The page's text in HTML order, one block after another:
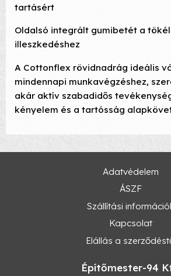
tartásért
Oldalsó integrált gumibetét a
illeszkedéshez
A Cottonflex rövidnadrág ideális
mindennapi munkavégzéshez,
akár aktív szabadidős
kényelem és a tartósság
Adatvédelem
ÁSZF
Szállítási
Kapcsolat
Elállás a
Építőmester-94